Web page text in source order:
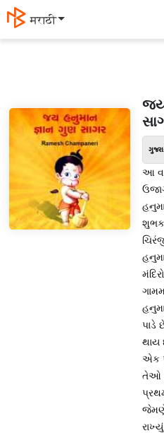
தமிழ்
જય
આ
પાડે
થાય
એક
તેઓ
જેમણે